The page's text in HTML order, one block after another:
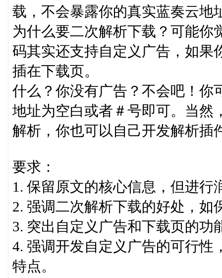
载，不会暴露你的真实蓝奏云地
为什么要二次解析下载？可能你
码其实还支持自定义广告，如果
插在下载页。
什么？你没有广告？不会吧！你
地址为空白或者＃号即可。当然
解析，你也可以自己开发解析插
要求：
1. 保留原文的核心信息，但进
2. 强调二次解析下载的好处，如
3. 突出自定义广告和下载页的功
4. 强调开发自定义广告的可行
特点。